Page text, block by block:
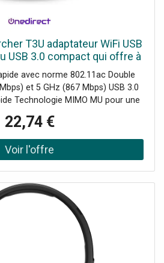
T3U adaptateur WiFi USB
USB 3.0 compact qui offre à
WiFi rapide et fiable.
avec norme 802.11ac Double
et 5 GHz (867 Mbps) USB 3.0
Technologie MIMO MU pour une
Sécurité renforcée avec cryptage
et macOS Installation et
faciles
22,74 €